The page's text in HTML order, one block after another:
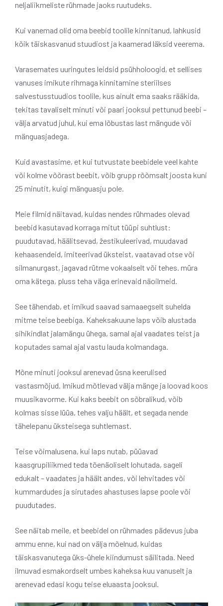
neljaliikmeliste rühmade jaoks ruutudeks.
Kui vanemad olid oma beebid toolile kinnitanud, lahkusid
kõik täiskasvanud stuudiost ja kaamerad läksid veerema.
Varasemates uuringutes leidsid psühholoogid, et sellises
vanuses imikute rihmaga kinnitamine steriilses
salvestusstuudios toolile, kus ainult ema saaks rääkida,
tekitas tavaliselt minuti või paari jooksul pettunud beebi –
välja arvatud juhul, kui ema lõbustas last mängude või
mänguasjadega.
Kuid avastasime, et kui tutvustate beebidele veel kahte
või kolme võõrast beebit, võib grupp rõõmsalt joosta kuni
25 minutit, kuigi mänguasju pole.
Meie filmid näitavad, kuidas nendes rühmades olevad
beebid kasutavad korraga mitut tüüpi suhtlust:
puudutavad, häälitsevad, žestikuleerivad, muudavad
kehaasendeid, imiteerivad üksteist, vaatavad otse või
silmanurgast, jagavad rütme vokaalselt või tehes. müra
oma kätega, pluss teha väga erinevaid näoilmeid.
See tähendab, et imikud saavad samaaegselt suhelda
mitme teise beebiga. Kaheksakuune laps võib alustada
sihikindlat jalamängu ühega, samal ajal vaadates teist ja
koputades samal ajal vastu lauda kolmandaga.
Mõne minuti jooksul arenevad üsna keerulised
vastasmõjud. Imikud mõtlevad välja mänge ja loovad koos
muusikavorme. Kui kaks beebit on sõbralikud, võib
kolmas sisse lüüa, tehes valju häält, et segada nende
tähelepanu üksteisega suhtlemast.
Teise võimalusena, kui laps nutab, püüavad
kaasgrupiliikmed teda tõenäoliselt lohutada, sageli
edukalt – vaadates ja häält andes, või lehvitades või
kummardudes ja sirutades ahastuses lapse poole või
puudutades.
See näitab meile, et beebidel on rühmades pädevus juba
ammu enne, kui nad on välja mõelnud, kuidas
täiskasvanutega üks-ühele kiindumust säilitada. Need
ilmuvad esmakordselt umbes kaheksa kuu vanuselt ja
arenevad edasi kogu teise eluaasta jooksul.